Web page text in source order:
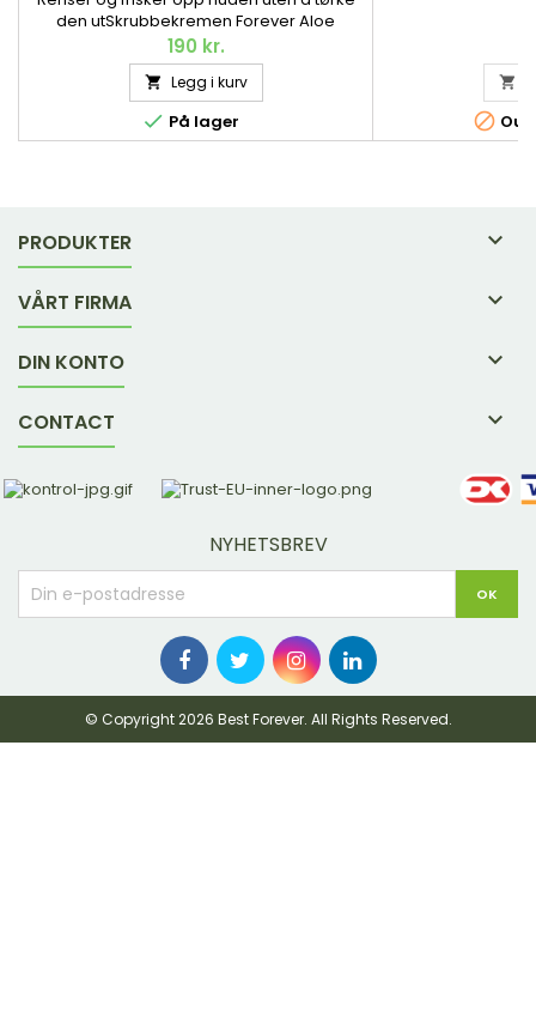
den utSkrubbekremen Forever Aloe
Scrub™ gir effektiv eksfoliering av hele
kroppen – og er mild nok til daglig bruk.
Kan også brukes i ansiktet. Naturligvis
basert på vår egen Aloe vera. 99 g.
190 kr.
 Legg i kurv
 På lager


PRODUKTER 
VÅRT FIRMA 
DIN KONTO 
CONTACT 
NYHETSBREV
© Copyright 2026 Best Forever. All Rights Reserved.